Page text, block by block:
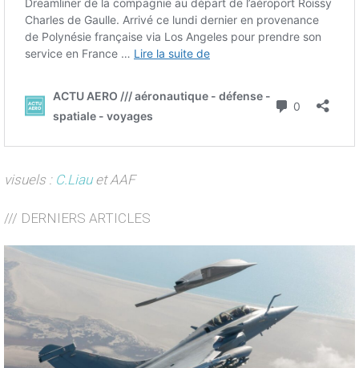
visuels : C.Liauet AAF
/// DERNIERS ARTICLES